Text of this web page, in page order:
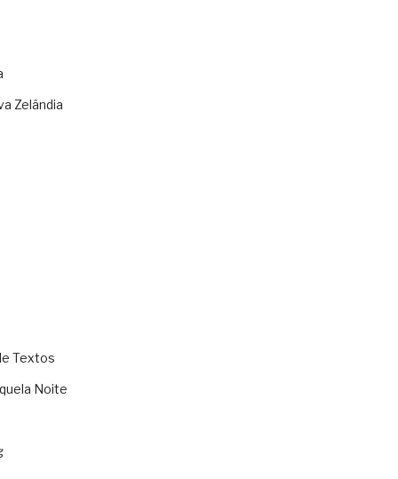
Zelândia
Textos
Noite